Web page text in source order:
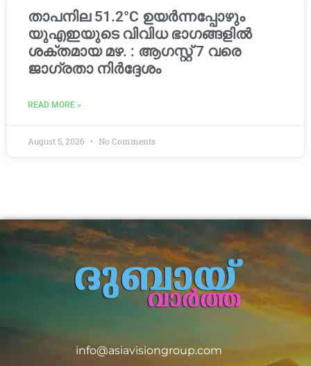
താപനില 51.2°C ഉയർന്നപ്പോഴും
യുഎഇയുടെ വിവിധ ഭാഗങ്ങളിൽ
ശക്തമായ മഴ. : ആഗസ്റ്റ് 7 വരെ
ജാഗ്രതാ നിർദ്ദേശം
READ MORE »
August 5, 2026 No Comments
info@asiavisiongroup.com